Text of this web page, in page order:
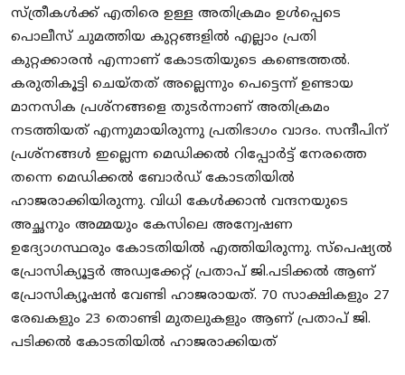
സ്ത്രീകൾക്ക് എതിരെ ഉള്ള അതിക്രമം ഉൾപ്പെടെ
പൊലീസ് ചുമത്തിയ കുറ്റങ്ങളിൽ എല്ലാം പ്രതി
കുറ്റക്കാരൻ എന്നാണ് കോടതിയുടെ കണ്ടെത്തൽ.
കരുതികൂട്ടി ചെയ്‌തത് അല്ലെന്നും പെട്ടെന്ന് ഉണ്ടായ
മാനസിക പ്രശ്നങ്ങളെ തുടർന്നാണ് അതിക്രമം
നടത്തിയത് എന്നുമായിരുന്നു പ്രതിഭാഗം വാദം. സന്ദീപിന്
പ്രശ്നങ്ങൾ ഇല്ലെന്ന മെഡിക്കൽ റിപ്പോർട്ട് നേരത്തെ
തന്നെ മെഡിക്കൽ ബോർഡ് കോടതിയിൽ
ഹാജരാക്കിയിരുന്നു. വിധി കേൾക്കാൻ വന്ദനയുടെ
അച്ഛനും അമ്മയും കേസിലെ അന്വേഷണ
ഉദ്യോഗസ്ഥരും കോടതിയിൽ എത്തിയിരുന്നു. സ്പെഷ്യൽ
പ്രോസിക്യൂട്ടർ അഡ്വക്കേറ്റ് പ്രതാപ് ജി.പടിക്കൽ ആണ്
പ്രോസിക്യൂഷൻ വേണ്ടി ഹാജരായത്. 70 സാക്ഷികളും 27
രേഖകളും 23 തൊണ്ടി മുതലുകളും ആണ് പ്രതാപ് ജി.
പടിക്കൽ കോടതിയിൽ ഹാജരാക്കിയത്